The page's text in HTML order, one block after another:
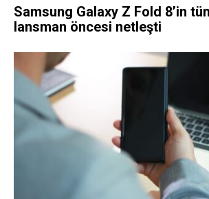
Samsung Galaxy Z Fold 8’in
lansman öncesi netleşti